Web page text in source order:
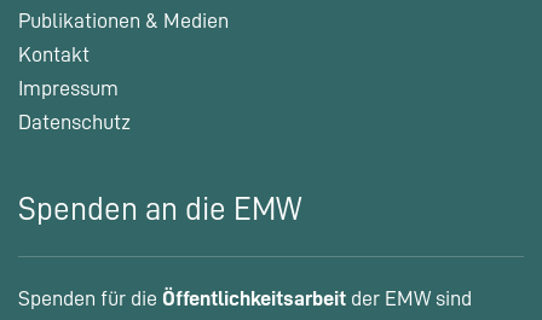
Publikationen & Medien
Kontakt
Impressum
Datenschutz
Spenden an die EMW
Spenden für die Öffentlichkeitsarbeit der EMW sind